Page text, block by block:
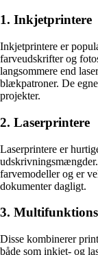
1. Inkjetprintere
Inkjetprintere er
farveudskrifter og
langsommere end
blækpatroner. De
projekter.
2. Laserprintere
Laserprintere er
farvemodeller og er
dokumenter dagligt.
3.
Disse kombinerer
både som inkjet- og